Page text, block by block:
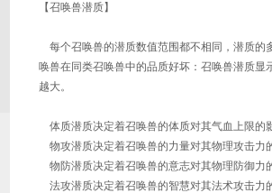
【召唤兽潜质】
每个召唤兽的潜质数值范围都不相同，潜质的
唤兽在同类召唤兽中的品质好坏：召唤兽潜质
越大。
体质潜质决定着召唤兽的体质对其气血上限的
物攻潜质决定着召唤兽的力量对其物理攻击力
物防潜质决定着召唤兽的意志对其物理防御力
法攻潜质决定着召唤兽的智慧对其法术攻击力